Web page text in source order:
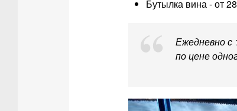
Бутылка вина - от
Ежедневно с
по цене